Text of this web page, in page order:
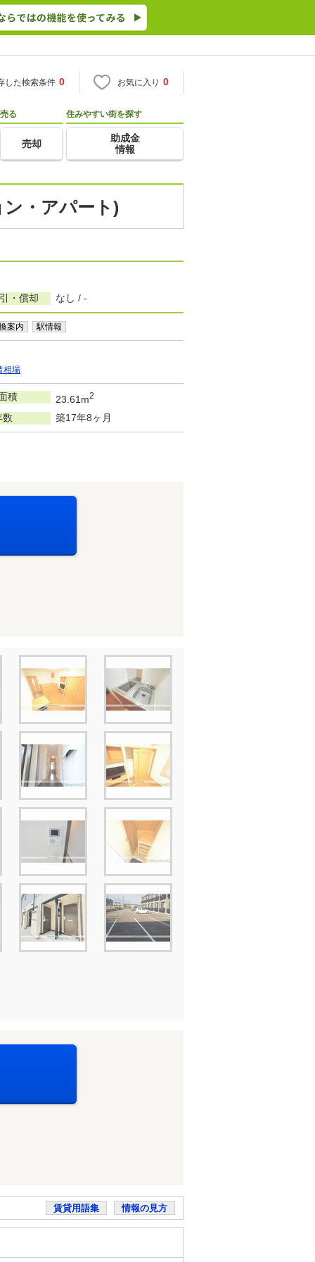
した検索条件 0 お気に入り 0
売る
売却
住みやすい街を探す
助成金
情報
・アパート)
・償却 なし / -
案内 駅情報
相場
積 23.61m2
数 築17年8ヶ月
賃貸用語集 情報の見方